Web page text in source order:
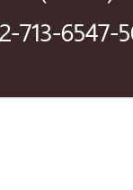
713-6547-